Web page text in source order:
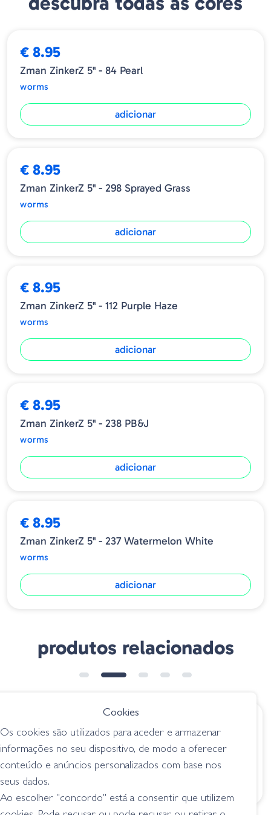
do que outro tipo senkos de plástico macio!
5"
€ 8.95
Zman ZinkerZ 5" - 84 Pearl
worms
adicionar
€ 8.95
Zman ZinkerZ 5" - 298 Sprayed Grass
worms
adicionar
€ 8.95
Zman ZinkerZ 5" - 112 Purple Haze
worms
adicionar
€ 8.95
Zman ZinkerZ 5" - 238 PB&J
worms
adicionar
€ 8.95
Zman ZinkerZ 5" - 237 Watermelon White
worms
adicionar
produtos relacionados
€ 9.15
Zoom Double
Ringer 052-120
Watermelon Candy
worms
Amostra INSTA
WORM Pumpkin
Fire 11cm
Cookies
Os cookies são utilizados para aceder e armazenar
informações no seu dispositivo, de modo a oferecer
conteúdo e anúncios personalizados com base nos
seus dados.
Ao escolher "concordo" está a consentir que utilizem